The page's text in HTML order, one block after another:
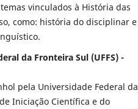
vinculados à História das
como: história do disciplinar e
da Fronteira Sul (UFFS) -
pela Universidade Federal da
Iniciação Científica e do